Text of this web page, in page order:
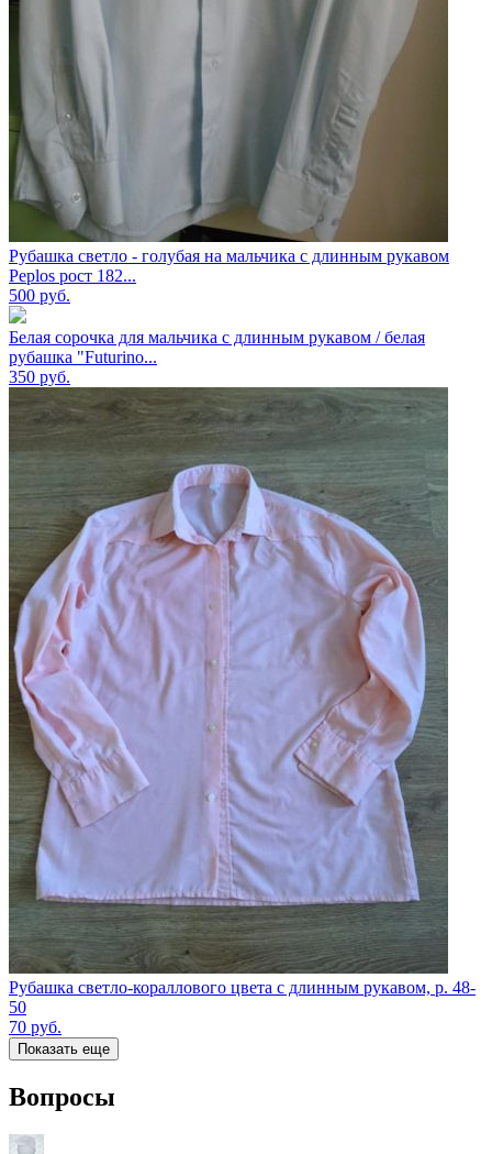
Рубашка светло - голубая на мальчика с длинным рукавом
Peplos рост 182...
500 руб.
Белая сорочка для мальчика с длинным рукавом / белая
рубашка "Futurino...
350 руб.
Рубашка светло-кораллового цвета с длинным рукавом, р. 48-
50
70 руб.
Показать еще
Вопросы